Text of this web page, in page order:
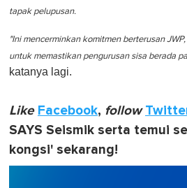
tapak pelupusan.
"Ini mencerminkan komitmen berterusan
untuk memastikan pengurusan sisa berada
katanya lagi.
Like Facebook, follow
SAYS Seismik serta temui
kongsi' sekarang!